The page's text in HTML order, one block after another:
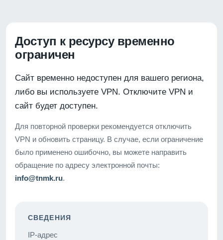
Доступ к ресурсу временно
ограничен
Сайт временно недоступен для вашего региона,
либо вы используете VPN. Отключите VPN и
сайт будет доступен.
Для повторной проверки рекомендуется отключить
VPN и обновить страницу. В случае, если ограничение
было применено ошибочно, вы можете направить
обращение по адресу электронной почты:
info@tnmk.ru.
СВЕДЕНИЯ
IP-адрес